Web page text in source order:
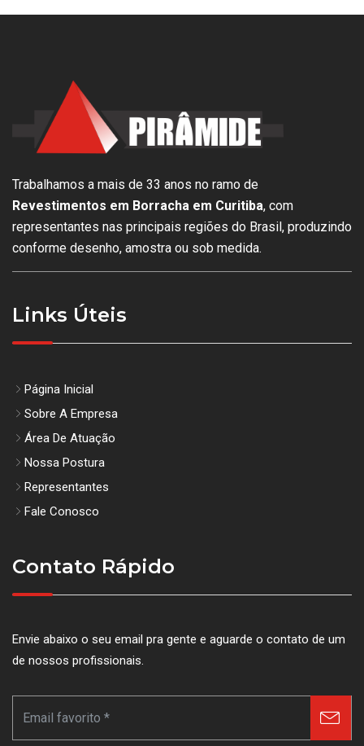
Trabalhamos a mais de 33 anos no ramo de
Revestimentos em Borracha em Curitiba, com
representantes nas principais regiões do Brasil, produzindo
conforme desenho, amostra ou sob medida.
Links Úteis
Página Inicial
Sobre A Empresa
Área De Atuação
Nossa Postura
Representantes
Fale Conosco
Contato Rápido
Envie abaixo o seu email pra gente e aguarde o contato de um
de nossos profissionais.